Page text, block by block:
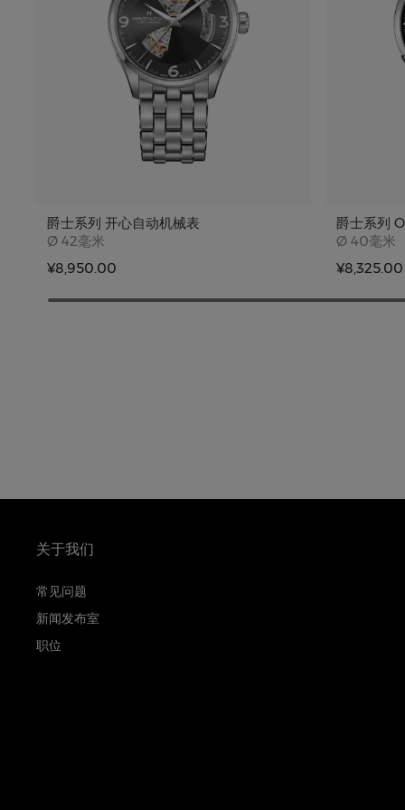
爵士系列 开心自动机械表
Ø Case size
42毫米
¥8,950.00
爵士系列
Ø Case
40毫米
¥8,325.00
关于我们
常见问题
新闻发布室
职位